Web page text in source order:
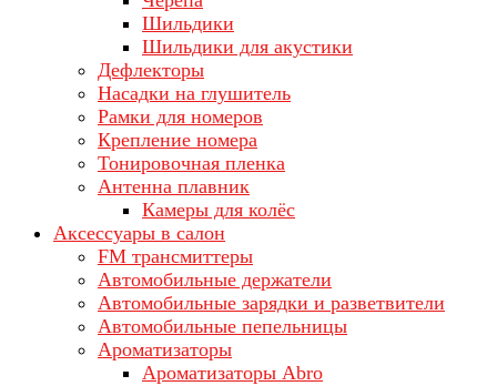
Шильдики
Шильдики для акустики
Дефлекторы
Насадки на глушитель
Рамки для номеров
Крепление номера
Тонировочная пленка
Антенна плавник
Камеры для колёс
Аксессуары в салон
FM трансмиттеры
Автомобильные держатели
Автомобильные зарядки и разветвители
Автомобильные пепельницы
Ароматизаторы
Ароматизаторы Abro